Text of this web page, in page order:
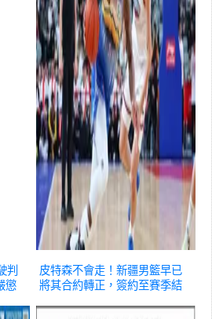
判
懲
皮特森不會走！新疆男籃早已
將其合約轉正，簽約至賽季結